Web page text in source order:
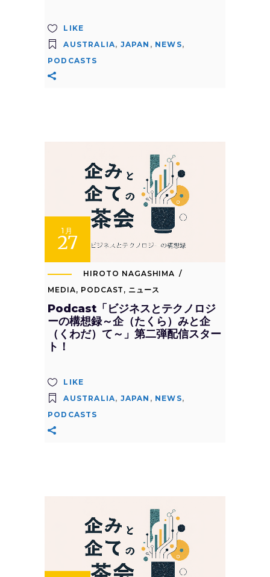
LIKE
AUSTRALIA, JAPAN , NEWS,
PODCASTS
1月
27
HIROTO NAGASHIMA
MEDIA, PODCAST , ニュース
Podcast「ビジネスとテクノロジ
ーの構想録～企（たくら）みと企
（くわだ）て～」第二弾配信スター
ト！
LIKE
AUSTRALIA, JAPAN , NEWS,
PODCASTS